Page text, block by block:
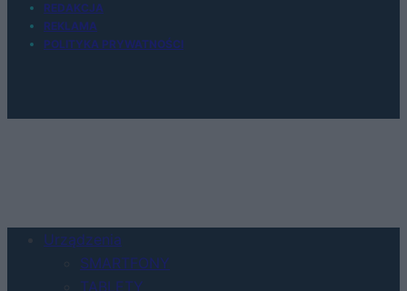
REDAKCJA
REKLAMA
POLITYKA PRYWATNOŚCI
Urządzenia
SMARTFONY
TABLETY